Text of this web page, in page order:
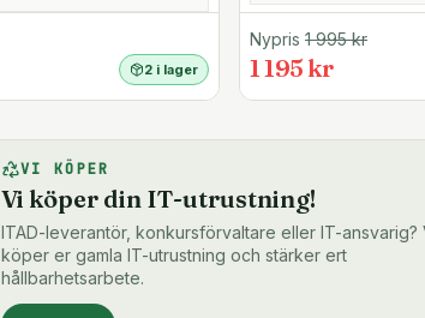
2 i lager
Nypris 1 995kr
1 195 kr
VI KÖPER
Vi köper din IT-utrustning!
ITAD-leverantör, konkursförvaltare eller IT-ansvarig?
köper er gamla IT-utrustning och stärker ert
hållbarhetsarbete.